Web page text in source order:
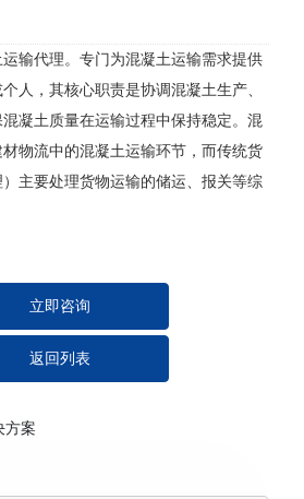
输代理。专门为混凝土运输需求提供
人，其核心职责是协调混凝土生产、
凝土质量在运输过程中保持稳定。混
物流中的混凝土运输环节，而传统货
主要处理货物运输的储运、报关等综
立即咨询
返回列表